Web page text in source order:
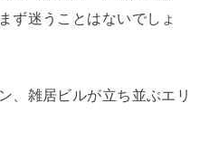
ず迷うことはないでしょ
、雑居ビルが立ち並ぶエリ